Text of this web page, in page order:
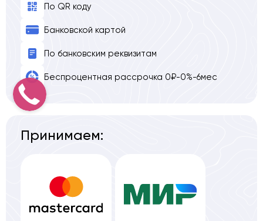
По QR коду
Банковской картой
По банковским реквизитам
Беспроцентная рассрочка 0₽-0%-6мес
Принимаем: